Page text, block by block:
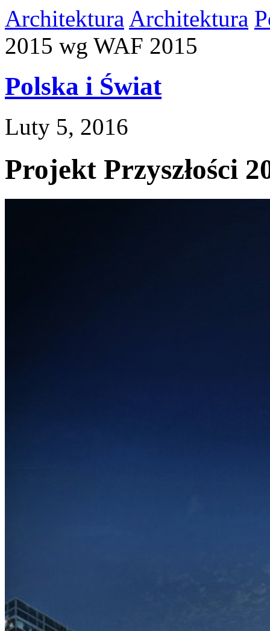
Architektura Architektura
2015 wg WAF 2015
Polska i Świat
Luty 5, 2016
Projekt Przyszłości